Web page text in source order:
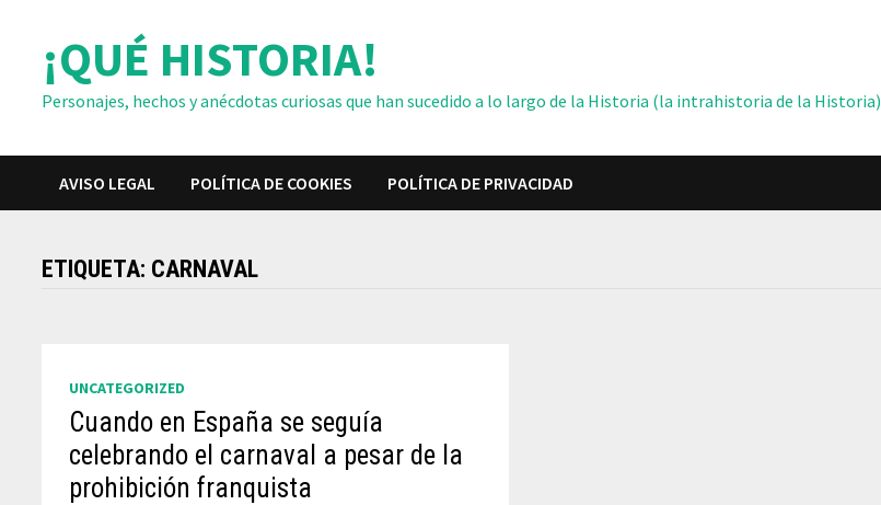
contenido¡QUÉ HISTORIA!
Personajes, hechos y anécdotas curiosas que han sucedido a lo largo de la Historia (la intrahistoria de la Historia)
AVISO LEGAL POLÍTICA DE COOKIES POLÍTICA DE PRIVACIDAD
ETIQUETA: CARNAVAL
UNCATEGORIZED
Cuando en España se seguía
celebrando el carnaval a pesar de la
prohibición franquista